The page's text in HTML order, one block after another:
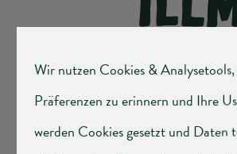
Obere
T+43 2175 2302|FDW
Montag - Donnerstag: